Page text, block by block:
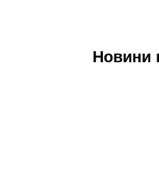
Новини